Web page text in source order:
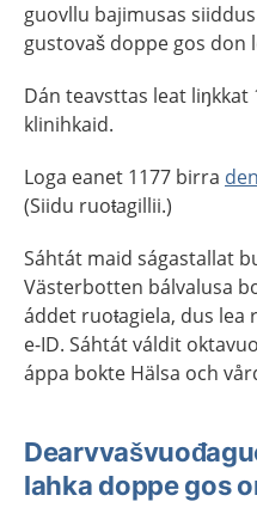
guovllu bajimusas
gustovaš doppe gos don
Dán teavsttas leat
klinihkaid.
Loga eanet 1177 birra
(Siidu ruoŧagillii.)
Sáhtát maid ságastallat
Västerbotten bálvalusa
áddet ruoŧagiela, dus
e-ID. Sáhtát váldit
áppa bokte Hälsa och
lahka doppe gos